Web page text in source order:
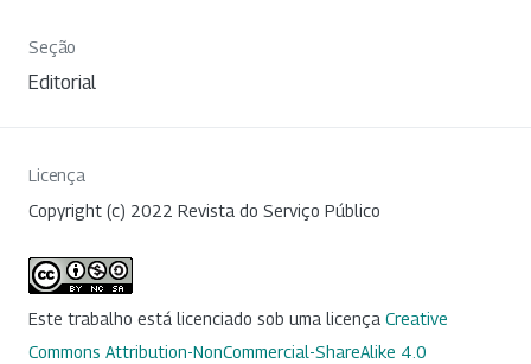
Seção
Editorial
Licença
Copyright (c) 2022 Revista do Serviço Público
Este trabalho está licenciado sob uma licença Creative
Commons Attribution-NonCommercial-ShareAlike 4.0